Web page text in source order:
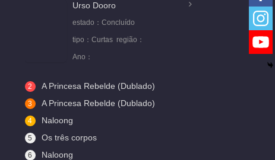
Urso Dooro
estado： Concluído
tipo： Curtas região：
Ano：
2 A Princesa Rebelde (Dublado)
3 A Princesa Rebelde (Dublado)
4 Naloong
5 Os três corpos
6 Naloong